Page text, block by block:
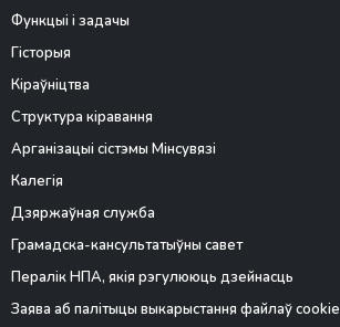
Функцыі і задачы
Гісторыя
Кіраўніцтва
Структура кіравання
Арганізацыі сістэмы Мінсувязі
Калегія
Дзяржаўная служба
Грамадска-кансультатыўны савет
Пералік НПА, якія рэгулююць дзейнасць
Заява аб палітыцы выкарыстання файлаў cookie